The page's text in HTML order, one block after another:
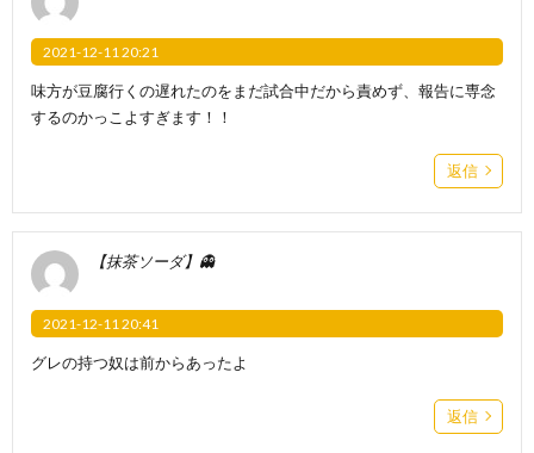
2021-12-11 20:21
味方が豆腐行くの遅れたのをまだ試合中だから責めず、報告に専念
するのかっこよすぎます！！
返信
【抹茶ソーダ】👻
2021-12-11 20:41
グレの持つ奴は前からあったよ
返信